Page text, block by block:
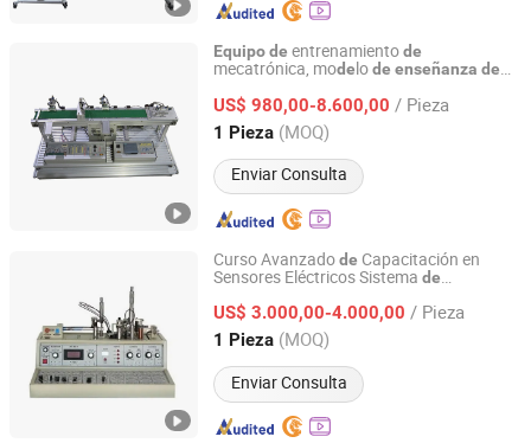
Equipode entrenamientode
mecatrónica, mode lode enseñanza de
US$ 980,00-8.600,00 / Pieza
1 Pieza (MOQ)
Enviar Consulta
Jinan Should Shine Didactic Equipment Co., Ltd.
Shandong, China Desde 2013
Curso Avanzadode Capacitación en
Sensores Eléctricos Sistema de
US$ 3.000,00-4.000,00 / Pieza
1 Pieza (MOQ)
Enviar Consulta
Peigao Technology (Guangzhou) Co., Ltd.
Guangdong, China Desde 2025